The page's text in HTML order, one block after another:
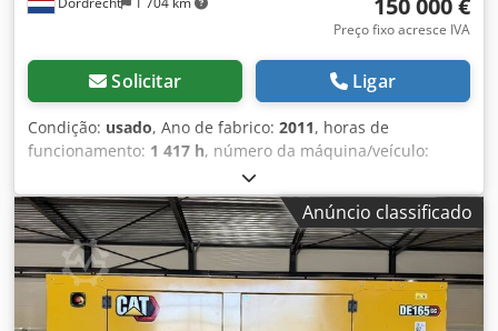
150 000 €
Preço fixo acresce IVA
Solicitar Ligar
Condição: usado, Ano de fabrico: 2011, horas de
funcionamento: 1 417 h, número da máquina/veículo:
, tipo de combustível:
motores:Caterpillar 3512, Finalidade de utilização:
construção civil Peso em vazio: 14.000 kg Potência do
gerador: 1.250 kVA Dimensões da área de carga: 565 x 220
x 230 cm País de fabricação: EUA Contacte a equipa DPX
para obter mais informações. = Outras opções e acessórios
= Crjdozn Erlepfx Ahuof - Painel de controlo
Anúncio classificado